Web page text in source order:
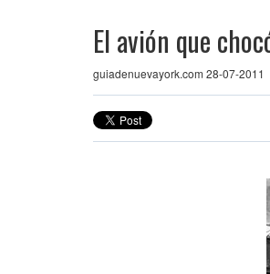
El avión que
guiadenuevayork.com 28-07-2011